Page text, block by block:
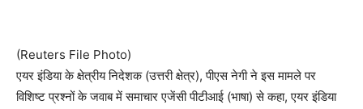
(Reuters File Photo)
एयर इंडिया के क्षेत्रीय निदेशक (उत्तरी क्षेत्र), पीएस नेगी ने इस मामले पर
विशिष्ट प्रश्नों के जवाब में समाचार एजेंसी पीटीआई (भाषा) से कहा, एयर इंडिया